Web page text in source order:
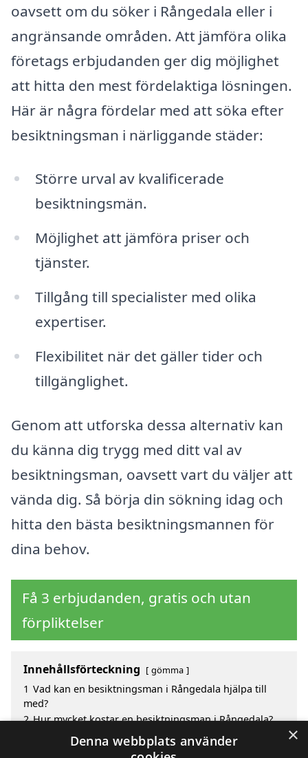
oavsett om du söker i Rångedala eller i
angränsande områden. Att jämföra olika
företags erbjudanden ger dig möjlighet
att hitta den mest fördelaktiga lösningen.
Här är några fördelar med att söka efter
besiktningsman i närliggande städer:
Större urval av kvalificerade
besiktningsmän.
Möjlighet att jämföra priser och
tjänster.
Tillgång till specialister med olika
expertiser.
Flexibilitet när det gäller tider och
tillgänglighet.
Genom att utforska dessa alternativ kan
du känna dig trygg med ditt val av
besiktningsman, oavsett vart du väljer att
vända dig. Så börja din sökning idag och
hitta den bästa besiktningsmannen för
dina behov.
Få 3 erbjudanden, gratis och utan
förpliktelser
Innehållsförteckning gömma
1 Vad kan en besiktningsman i Rångedala hjälpa till
med?
2 Hur mycket kostar en besiktningsman i Rångedala?
Fördelar med att välja besiktningsman i Rångedala
Sök efter en skicklig besiktningsman i de omgivande
×
Denna webbplats använder